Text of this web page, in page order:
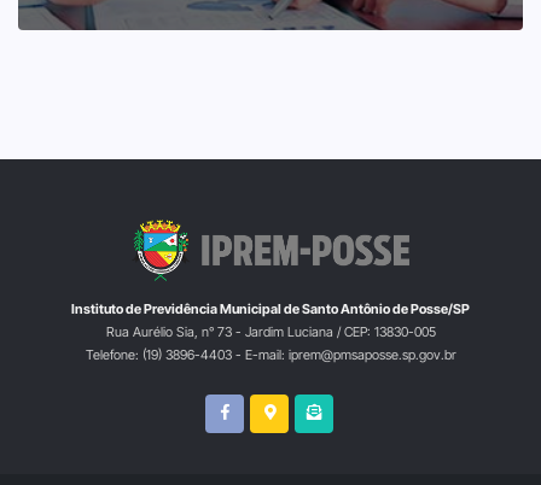
Instituto de Previdência Municipal de Santo Antônio de Posse/SP
Rua Aurélio Sia, n° 73 - Jardim Luciana / CEP: 13830-005
Telefone: (19) 3896-4403 - E-mail: iprem@pmsaposse.sp.gov.br